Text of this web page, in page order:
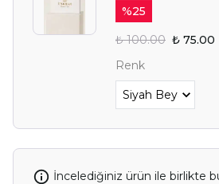
%25
₺ 100.00 ₺ 75.00
Renk
İncelediğiniz ürün ile birlikte